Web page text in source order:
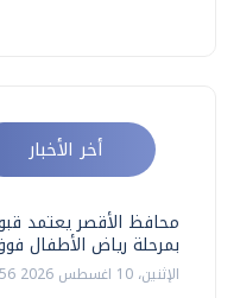
أخر الأخبار
بمرحلة رياض الأطفال
الإثنين، 10 اغسطس 2026 03:56 م